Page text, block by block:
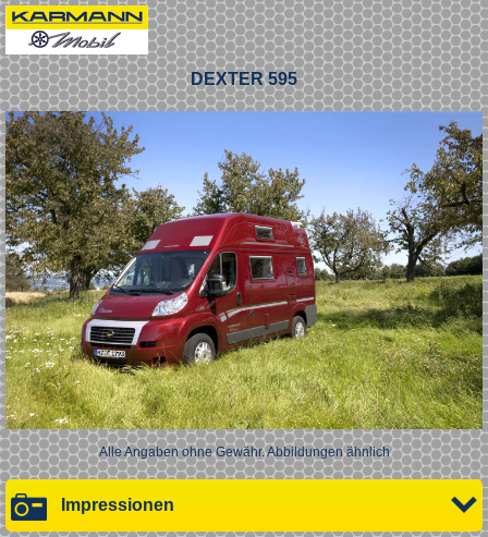
DEXTER 595
Alle Angaben ohne Gewähr. Abbildungen ähnlich
Impressionen